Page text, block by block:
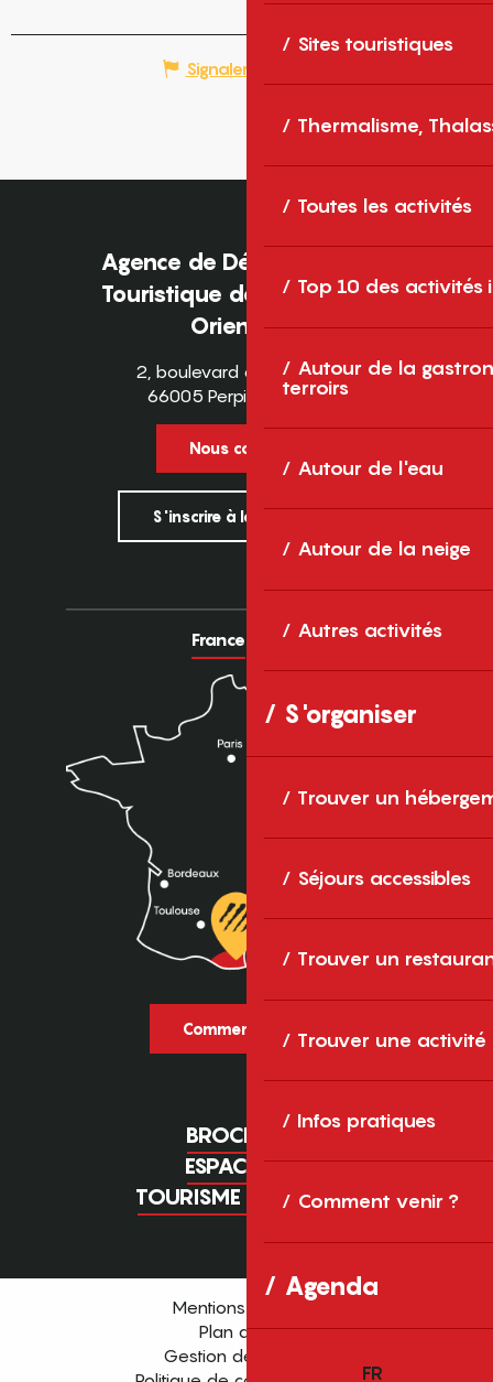
Sites touristiques
Thermalisme,
Toutes les activités
Top 10 des activités
Autour de la
terroirs
Autour de l'eau
Autour de la neige
Autres activités
S'organiser
Trouver un
Séjours accessibles
Trouver un
Trouver une activité
Infos pratiques
Comment venir ?
Agenda
FR
Signaler une erreur
Agence de Développement
Touristique des Pyrénées-
Orientales
2, boulevard des Pyrénées
66005 Perpignan Cedex
Nous contacter
S'inscrire à la newsletter
France Europe
Comment venir ?
BROCHURES
ESPACE PRO
TOURISME D'AFFAIRES
Mentions légales
Plan du site
Gestion des cookies